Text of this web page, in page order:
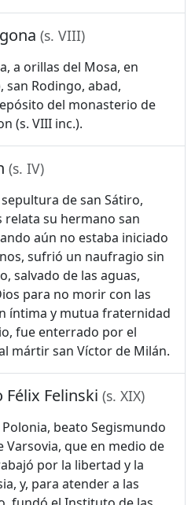
(s. VIII)
a orillas del Mosa, en
san Rodingo, abad,
del monasterio de
(s. VIII inc.).
(s. IV)
de san Sátiro,
su hermano san
aún no estaba iniciado
sufrió un naufragio sin
salvado de las aguas,
para no morir con las
íntima y mutua fraternidad
fue enterrado por el
mártir san Víctor de Milán.
Felinski (s. XIX)
beato Segismundo
Varsovia, que en medio de
por la libertad y la
y, para atender a las